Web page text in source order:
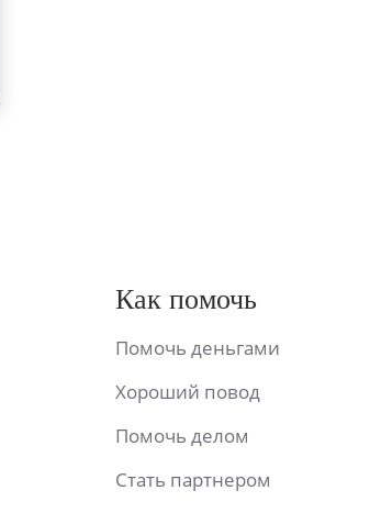
Как помочь
Помочь деньгами
Хороший повод
Помочь делом
Стать партнером